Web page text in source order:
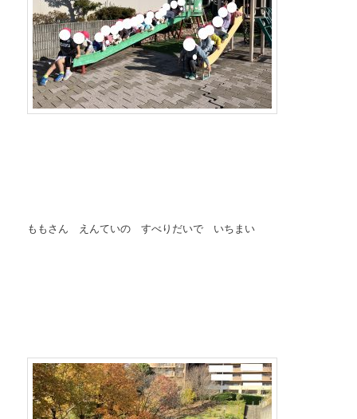
ももさん えんていの すべりだいで いちまい